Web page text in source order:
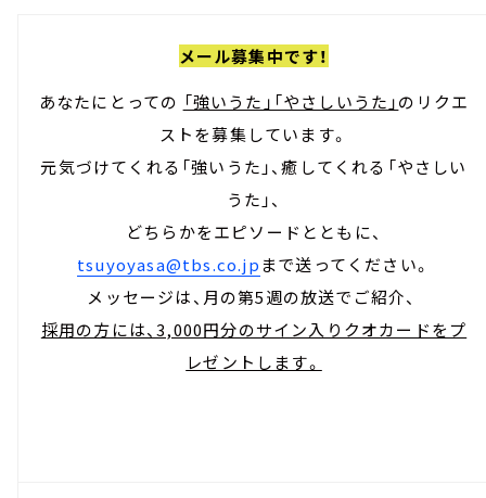
メール募集中です！
あなたにとっての 「強いうた」「やさしいうた」のリクエ
ストを募集しています。
元気づけてくれる「強いうた」、癒してくれる「やさしい
うた」、
どちらかをエピソードとともに、
tsuyoyasa@tbs.co.jp まで送ってください。
メッセージは、月の第5週の放送でご紹介、
採用の方には、3,000円分のサイン入りクオカードをプ
レゼントします。